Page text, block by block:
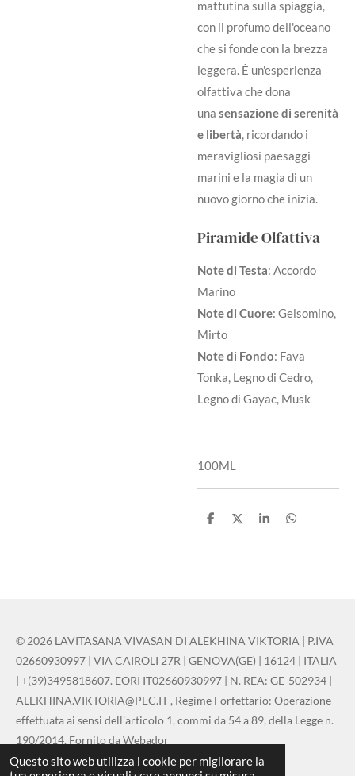
Questo sito web utilizza i cookie per migliorare la
mattutina sulla spiaggia,
con il profumo dell'oceano
che si fonde con la brezza
leggera. È un'esperienza
olfattiva che dona
una sensazione di serenità
e libertà, ricordando i
meravigliosi paesaggi
marini e la magia di un
nuovo giorno che inizia.
Piramide Olfattiva
Note di Testa: Accordo
Marino
Note di Cuore: Gelsomino,
Mirto
Note di Fondo: Fava
Tonka, Legno di Cedro,
Legno di Gayac, Musk
100ML
C
C
C
C
© 2026 LAVITASANA VIVASAN DI ALEKHINA VIKTORIA | P.IVA
02660930997 | VIA CAIROLI 27R | GENOVA(GE) | 16124 | ITALIA
| +(39)3495818607. EORI IT02660930997 | N. REA: GE-502934 |
ALEKHINA.VIKTORIA@PEC.IT , Regime Forfettario: Operazione
effettuata ai sensi dell'articolo 1, commi da 54 a 89, della Legge n.
190/2014. Fornito da Webador
Fornito daWebador